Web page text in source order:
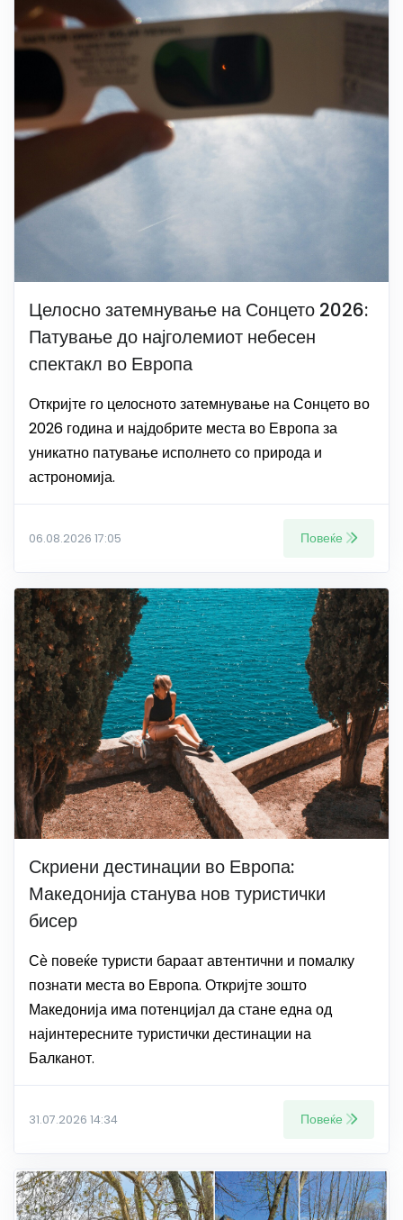
Целосно затемнување на Сонцето 2026:
Патување до најголемиот небесен
спектакл во Европа
Откријте го целосното затемнување на Сонцето во
2026 година и најдобрите места во Европа за
уникатно патување исполнето со природа и
астрономија.
06.08.2026 17:05 Повеќе
Скриени дестинации во Европа:
Македонија станува нов туристички
бисер
Сѐ повеќе туристи бараат автентични и помалку
познати места во Европа. Откријте зошто
Македонија има потенцијал да стане една од
најинтересните туристички дестинации на
Балканот.
31.07.2026 14:34 Повеќе